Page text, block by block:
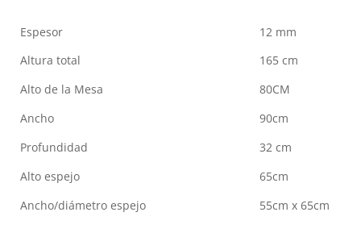
Espesor
12 mm
Altura total
165 cm
Alto de la Mesa
80CM
Ancho
90cm
Profundidad
32 cm
Alto espejo
65cm
Ancho/diámetro espejo
55cm x 65cm